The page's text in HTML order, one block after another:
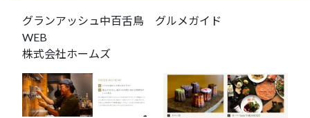
グランアッシュ中百舌鳥 グルメガイド
WEB
株式会社ホームズ